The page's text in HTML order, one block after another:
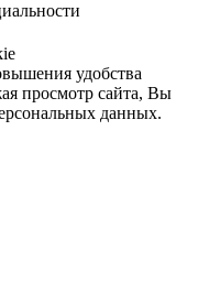
удобства
просмотр сайта, Вы
данных.